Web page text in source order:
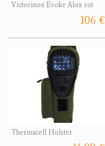
Victorinox Evoke Alox rot
106 €
Thermacell Holster